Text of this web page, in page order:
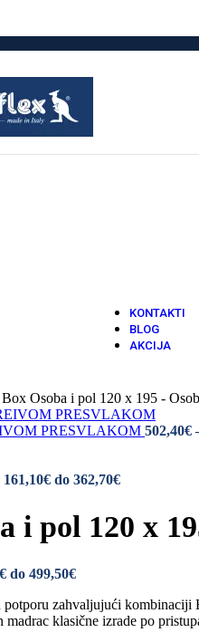
KONTAKTI
BLOG
AKCIJA
Osoba i pol 120 x 195 -
PRESVLAKOM 502,40€
do 362,70€
i pol 120 x
do 499,50€
zahvaljujući
klasične izrade po